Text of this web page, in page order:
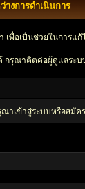
งการดำเนินการ
พื่อเป็นช่วยในการแ
กรุณาติตด่อผู้ดูแลระ
าเข้าสู่ระบบหรือสมัค